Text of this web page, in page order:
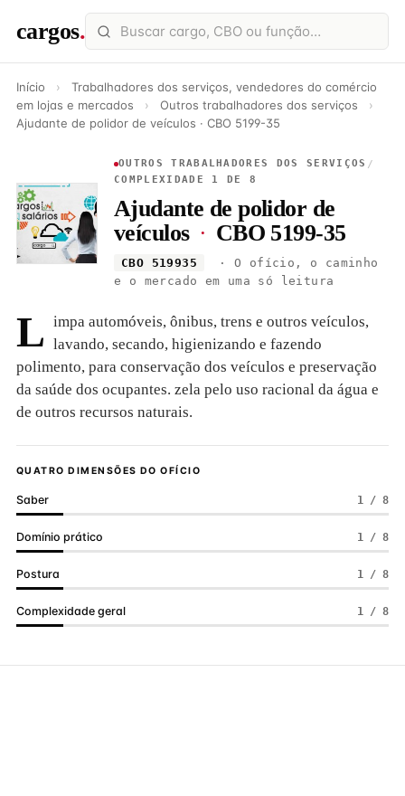
cargos.
Início ›
Trabalhadores dos serviços, vendedores do comércio
em lojas e mercados
› Outros trabalhadores dos serviços
›
Ajudante de polidor de veículos · CBO 5199-35
OUTROS TRABALHADORES DOS SERVIÇOS /
COMPLEXIDADE 1 DE 8
Ajudante de polidor de
veículos · CBO 5199-35
CBO 519935
· O ofício, o caminho
e o mercado em uma só leitura
L impa automóveis, ônibus, trens e outros veículos,
lavando, secando, higienizando e fazendo
polimento, para conservação dos veículos e preservação
da saúde dos ocupantes. zela pelo uso racional da água e
de outros recursos naturais.
QUATRO DIMENSÕES DO OFÍCIO
Saber 1 / 8
Domínio prático 1 / 8
Postura 1 / 8
Complexidade geral 1 / 8